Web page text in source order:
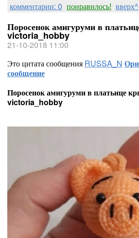
комментарии: 0 понравилось! вверх^
Поросенок амигуруми в
victoria_hobby
21-10-2018 11:00
Это цитата сообщения RUSSA_N
сообщение
Поросенок амигуруми в платьице
victoria_hobby